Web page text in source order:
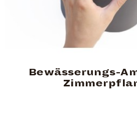
Bewässerungs-